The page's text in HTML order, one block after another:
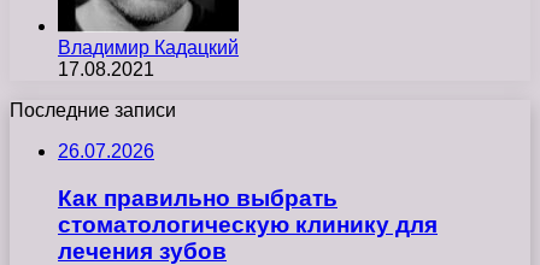
Владимир Кадацкий
17.08.2021
Последние записи
26.07.2026
Как правильно выбрать
стоматологическую клинику для
лечения зубов